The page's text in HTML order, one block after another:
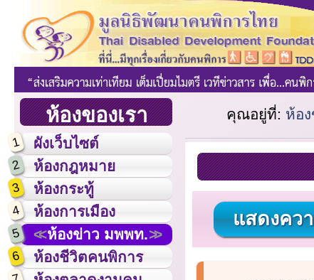
ห้องของเรา
1 ผังเว็บไซต์
2 ห้องกฎหมาย
3 ห้องกระทู้
4 ห้องการเมือง
5 ห้องข่าว มพพท.
6 ห้องชีวิตคนพิการ
คุณอยู่ที่: ห้อ
แสดงคว